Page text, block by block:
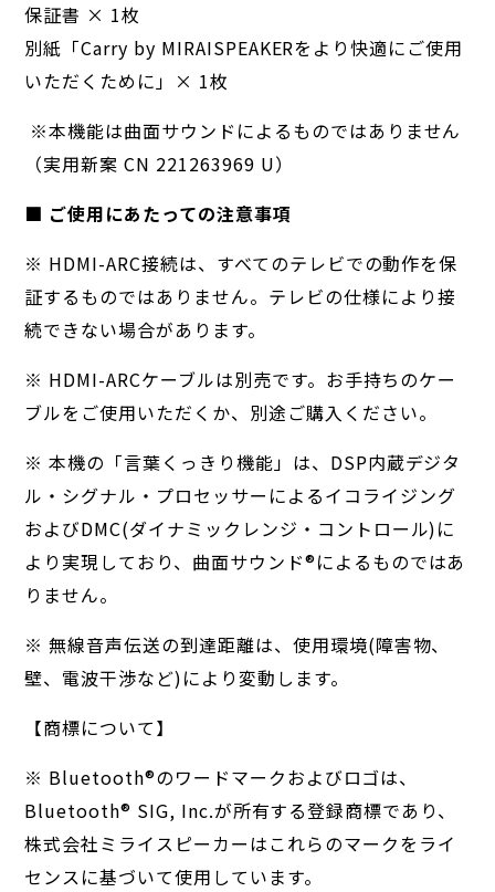
保証書 × 1枚
別紙「Carry by MIRAISPEAKERをより快適にご使用
いただくために」× 1枚
※本機能は曲面サウンドによるものではありません
（実用新案 CN 221263969 U）
■ ご使用にあたっての注意事項
※ HDMI-ARC接続は、すべてのテレビでの動作を保
証するものではありません。テレビの仕様により接
続できない場合があります。
※ HDMI-ARCケーブルは別売です。お手持ちのケー
ブルをご使用いただくか、別途ご購入ください。
※ 本機の「言葉くっきり機能」は、DSP内蔵デジタ
ル・シグナル・プロセッサーによるイコライジング
およびDMC(ダイナミックレンジ・コントロール)に
より実現しており、曲面サウンド®によるものではあ
りません。
※ 無線音声伝送の到達距離は、使用環境(障害物、
壁、電波干渉など)により変動します。
【商標について】
※ Bluetooth®︎のワードマークおよびロゴは、
Bluetooth®︎ SIG, Inc.が所有する登録商標であり、
株式会社ミライスピーカーはこれらのマークをライ
センスに基づいて使用しています。